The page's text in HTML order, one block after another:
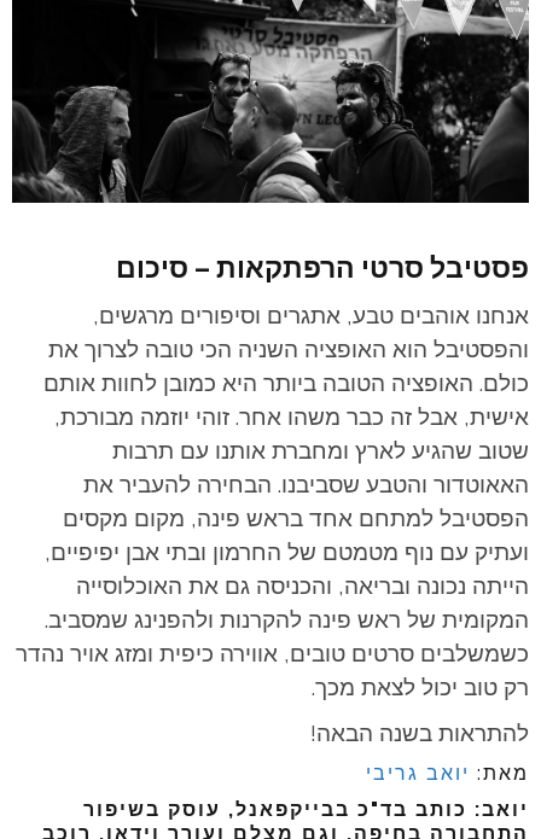
פסטיבל סרטי הרפתקאות – סיכום
אנחנו אוהבים טבע, אתגרים וסיפורים מרגשים,
והפסטיבל הוא האופציה השניה הכי טובה לצרוך את
כולם. האופציה הטובה ביותר היא כמובן לחוות אותם
אישית, אבל זה כבר משהו אחר. זוהי יוזמה מבורכת,
שטוב שהגיע לארץ ומחברת אותנו עם תרבות
האאוטדור והטבע שסביבנו. הבחירה להעביר את
הפסטיבל למתחם אחד בראש פינה, מקום מקסים
ועתיק עם נוף מטמטם של החרמון ובתי אבן יפיפיים,
הייתה נכונה ובריאה, והכניסה גם את האוכלוסייה
המקומית של ראש פינה להקרנות ולהפנינג שמסביב.
כשמשלבים סרטים טובים, אווירה כיפית ומזג אויר נהדר
רק טוב יכול לצאת מכך.
להתראות בשנה הבאה!
מאת: יואב גריבי
יואב: כותב בד"כ בבייקפאנל, עוסק בשיפור
התחבורה בחיפה, וגם מצלם ועורך וידאו, רוכב